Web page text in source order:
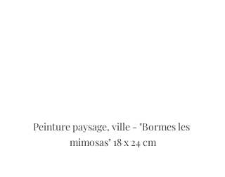
Peinture paysage, ville - "Bormes les
mimosas" 18 x 24 cm